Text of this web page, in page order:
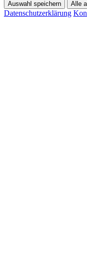
Auswahl speichern Alle
Datenschutzerklärung